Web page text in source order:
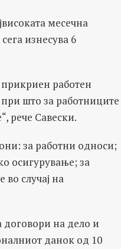
месечна
изнесува 6
работен
што за работниците
рече Савески.
за работни односи;
осигурување; за
случај на
на дело и
данок од 10